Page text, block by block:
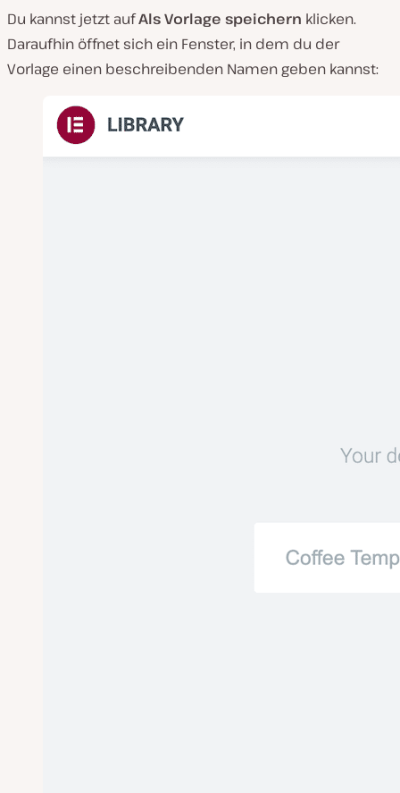
Du kannst jetzt aufAls Vorlage speichern klicken.
Daraufhin öffnet sich ein Fenster, in dem du der
Vorlage einen beschreibenden Namen geben kannst: